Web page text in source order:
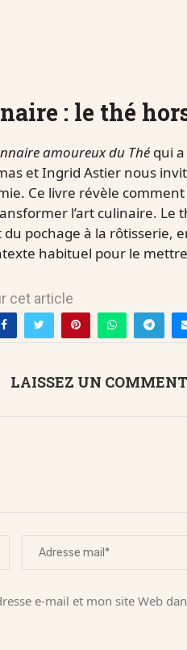
: le thé
amoureux du Thé qui
et Ingrid Astier nous
Ce livre révèle
l’art culinaire. Le
pochage à la rôtisserie,
habituel pour le
cet article
LAISSEZ UN
e-mail et mon site Web